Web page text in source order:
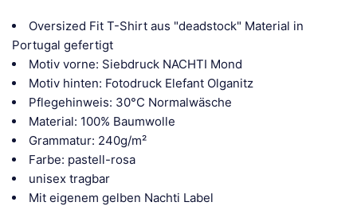
Oversized Fit T-Shirt aus "deadstock" Material in
Portugal gefertigt
Motiv vorne: Siebdruck NACHTI Mond
Motiv hinten: Fotodruck Elefant Olganitz
Pflegehinweis: 30°C Normalwäsche
Material: 100% Baumwolle
Grammatur: 240g/m²
Farbe: pastell-rosa
unisex tragbar
Mit eigenem gelben Nachti Label